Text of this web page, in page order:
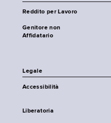
Reddito per Lavoro
Genitore non
Affidatario
Legale
Accessibilità
Liberatoria